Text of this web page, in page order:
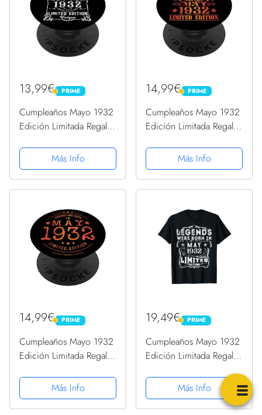
13,99€ PRIME
PRIME
Cumpleaños Mayo 1932
Edición Limitada Regalo
PopGrip Intercambiable
Más Info
14,99€ PRIME
PRIME
Cumpleaños Mayo 1932
Edición Limitada Regalo
PopGrip Intercambiable
Más Info
14,99€ PRIME
PRIME
Cumpleaños Mayo 1932
Edición Limitada Regalo
PopGrip Intercambiable
Más Info
19,49€ PRIME
PRIME
Cumpleaños Mayo 1932
Edición Limitada Regalo
Más Info